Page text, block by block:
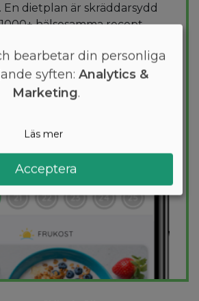
dietplan är skräddarsydd
hälsosamma recept
varje dag.
PROVAGRATIS
bearbetar din personliga
syften: Analytics &
Marketing.
Läs mer
Acceptera